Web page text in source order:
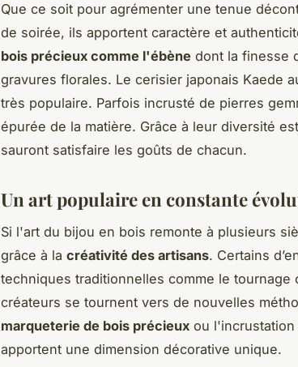
Que ce soit pour agrémenter une tenue
de soirée, ils apportent caractère et
bois précieux comme l'ébène dont la finesse
gravures florales. Le cerisier japonais Kaede
très populaire. Parfois incrusté de pierres
épurée de la matière. Grâce à leur diversité
sauront satisfaire les goûts de chacun.
Un art populaire en constante
Si l'art du bijou en bois remonte à plusieurs
grâce à la créativité des artisans. Certains
techniques traditionnelles comme le
créateurs se tournent vers de nouvelles
marqueterie de bois précieux ou
apportent une dimension décorative unique.